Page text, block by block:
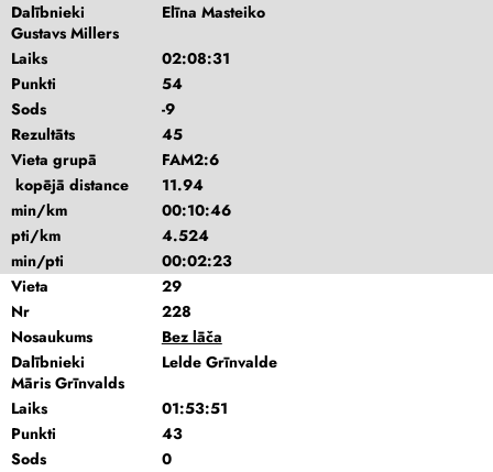
Dalībnieki
Elīna Masteiko
Gustavs Millers
Laiks
02:08:31
Punkti
54
Sods
-9
Rezultāts
45
Vieta grupā
FAM2:6
kopējā distance
11.94
min/km
00:10:46
pti/km
4.524
min/pti
00:02:23
Vieta
29
Nr
228
Nosaukums
Bez lāča
Dalībnieki
Lelde Grīnvalde
Māris Grīnvalds
Laiks
01:53:51
Punkti
43
Sods
0